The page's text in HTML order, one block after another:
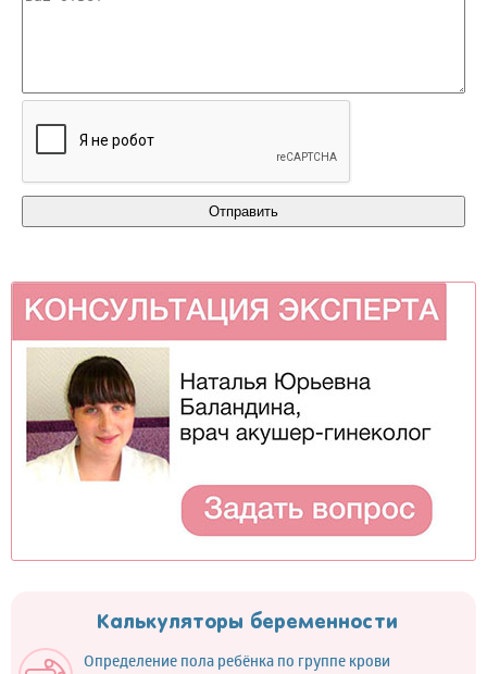
Калькуляторы беременности
Определение пола ребёнка по группе крови